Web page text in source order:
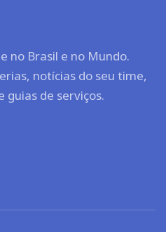
no Brasil e no Mundo.
notícias do seu time,
guias de serviços.